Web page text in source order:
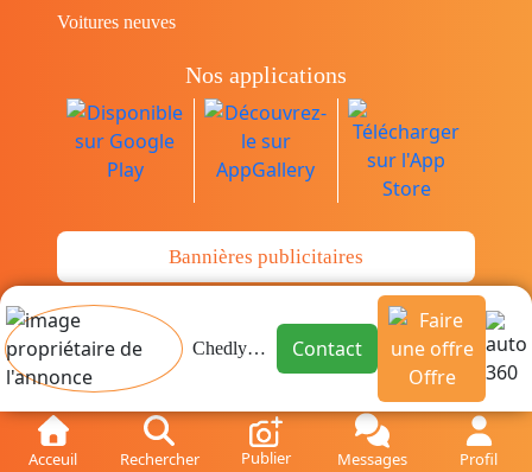
Acceuil Rechercher Publier Messages Profil
Chedly Mongalgi
Contact
Offre
Voitures neuves
Nos applications
Bannières publicitaires
© Copyright 2014-2026 Cava.tn Limited Tous
les droits sont réservés.